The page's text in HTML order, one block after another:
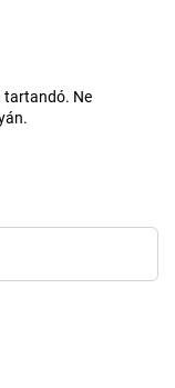
tartandó. Ne